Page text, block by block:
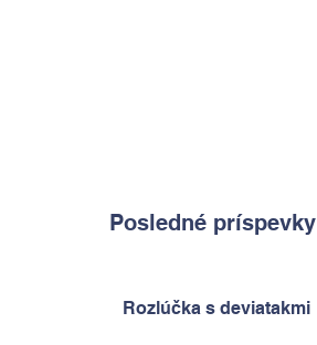
Posledné príspevky
Rozlúčka s deviatakmi